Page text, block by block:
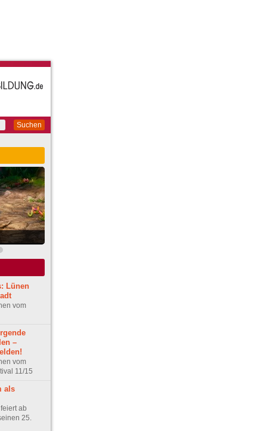
Suchen
Lünen
vom
–
vom
11/15
als
ab
25.